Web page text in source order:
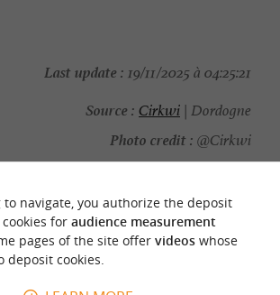
Last update : 19/11/2025 à 04:25:21
Source : Cirkwi | Dordogne
Photo credit : @Cirkwi
WILL LIKEALSO
to navigate, you authorize the deposit
for audience measurement
pages of the site offer videoswhose
deposit cookies.